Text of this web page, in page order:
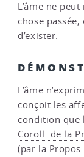
L’âme ne
chose
d’exister.
L’âme
conçoit les
condition que
Coroll. de la
(par la